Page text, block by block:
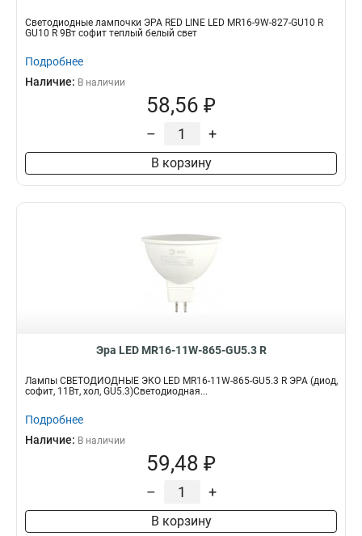
Светодиодные лампочки ЭРА RED LINE LED MR16-9W-827-GU10 R
GU10 R 9Вт софит теплый белый свет
Подробнее
Наличие: В наличии
58,56 ₽
– +
В корзину
Эра LED MR16-11W-865-GU5.3 R
Лампы СВЕТОДИОДНЫЕ ЭКО LED MR16-11W-865-GU5.3 R ЭРА (диод,
софит, 11Вт, хол, GU5.3)Светодиодная...
Подробнее
Наличие: В наличии
59,48 ₽
– +
В корзину